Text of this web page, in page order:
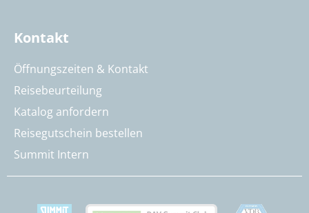
Kontakt
Öffnungszeiten & Kontakt
Reisebeurteilung
Katalog anfordern
Reisegutschein bestellen
Summit Intern